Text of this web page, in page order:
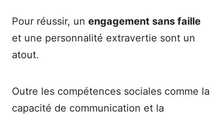
Pour réussir, un engagement sans faille
et une personnalité extravertie sont un
atout.
Outre les compétences sociales comme la
capacité de communication et la